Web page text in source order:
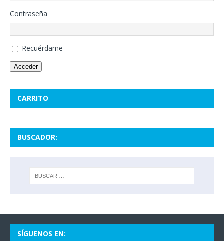
Contraseña
Recuérdame
Acceder
CARRITO
BUSCADOR:
SÍGUENOS EN: